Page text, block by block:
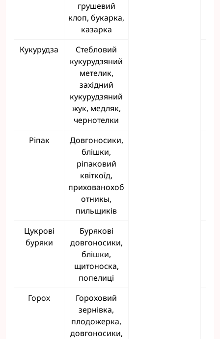
грушевий
клоп, букарка,
казарка
Кукурудза
Стебловий
кукурудзяний
метелик,
західний
кукурудзяний
жук, медляк,
чернотелки
Ріпак
Довгоносики,
блішки,
ріпаковий
квіткоїд,
прихованохоб
отникы,
пильщиків
Цукрові
буряки
Бурякові
довгоносики,
блішки,
щитоноска,
попелиці
Горох
Гороховий
зернівка,
плодожерка,
довгоносики,